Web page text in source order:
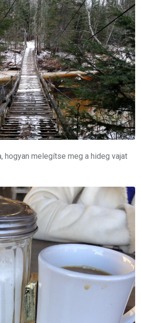
hogyan melegítse meg a hideg vajat